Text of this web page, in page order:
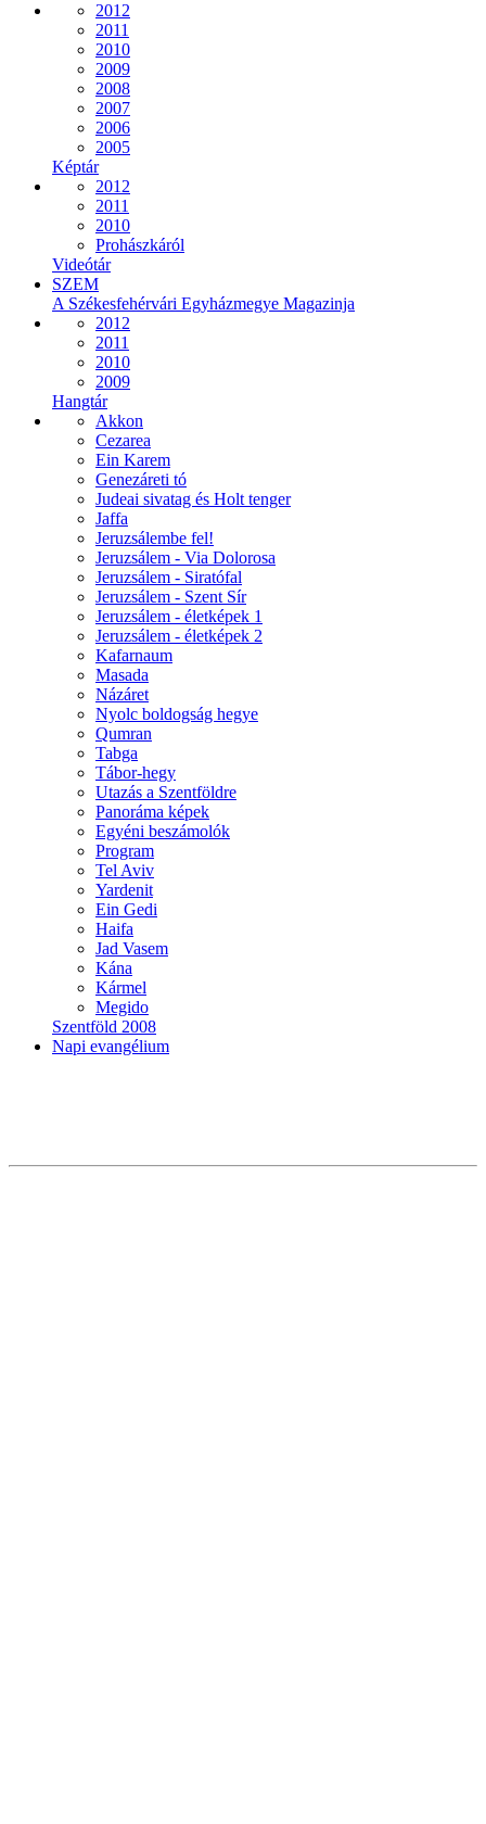
2012
2011
2010
2009
2008
2007
2006
2005
Képtár
2012
2011
2010
Prohászkáról
Videótár
SZEM
A Székesfehérvári Egyházmegye Magazinja
2012
2011
2010
2009
Hangtár
Akkon
Cezarea
Ein Karem
Genezáreti tó
Judeai sivatag és Holt tenger
Jaffa
Jeruzsálembe fel!
Jeruzsálem - Via Dolorosa
Jeruzsálem - Siratófal
Jeruzsálem - Szent Sír
Jeruzsálem - életképek 1
Jeruzsálem - életképek 2
Kafarnaum
Masada
Názáret
Nyolc boldogság hegye
Qumran
Tabga
Tábor-hegy
Utazás a Szentföldre
Panoráma képek
Egyéni beszámolók
Program
Tel Aviv
Yardenit
Ein Gedi
Haifa
Jad Vasem
Kána
Kármel
Megido
Szentföld 2008
Napi evangélium